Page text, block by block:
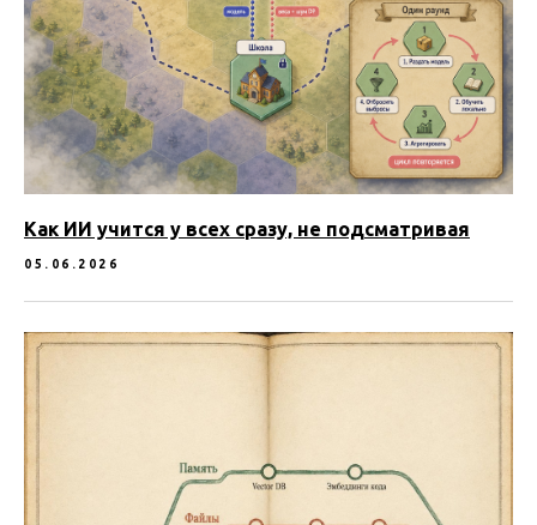
Как ИИ учится у всех сразу, не подсматривая
05.06.2026